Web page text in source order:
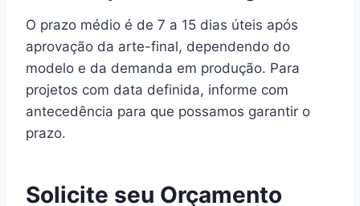
O prazo médio é de 7 a 15 dias úteis após
aprovação da arte-final, dependendo do
modelo e da demanda em produção. Para
projetos com data definida, informe com
antecedência para que possamos garantir o
prazo.
Solicite seu Orçamento